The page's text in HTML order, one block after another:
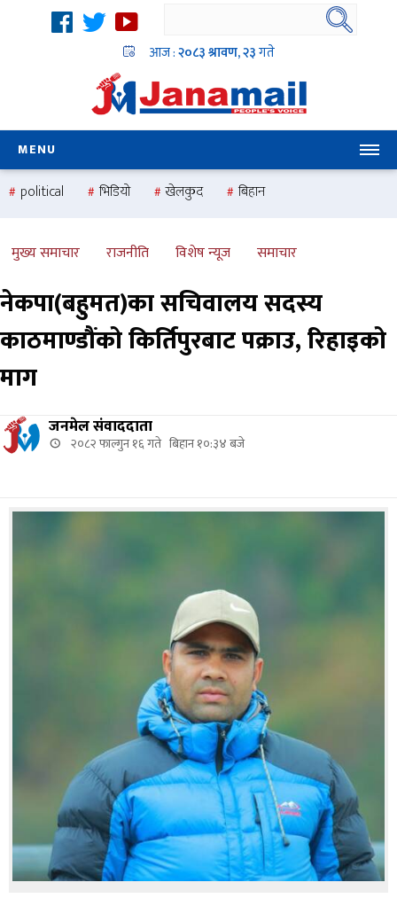
आज :२०८३ श्रावण, २३गते
MENU
political भिडियो खेलकुद
बिहान
national
health
मुख्य समाचार राजनीति विशेष न्यूज समाचार
नेकपा(बहुमत)का सचिवालय सदस्य
काठमाण्डौंको किर्तिपुरबाट पक्राउ, रिहाइको
माग
जनमेल संवाददाता
२०८२ फाल्गुन १६ गते बिहान १०:३४ बजे